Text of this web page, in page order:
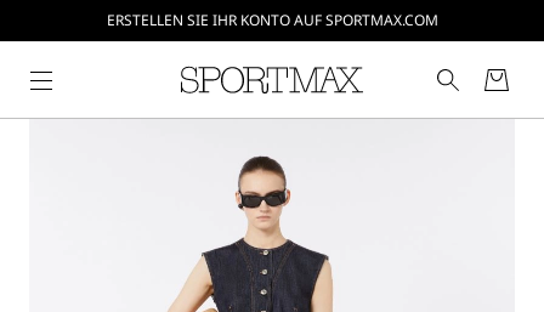
ERSTELLEN SIE IHR KONTO AUF SPORTMAX.COM